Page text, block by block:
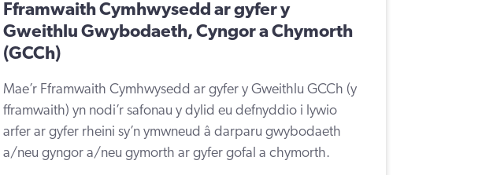
Fframwaith Cymhwysedd ar gyfer y
Gweithlu Gwybodaeth, Cyngor a Chymorth
(GCCh)
Mae’r Fframwaith Cymhwysedd ar gyfer y Gweithlu GCCh (y
fframwaith) yn nodi’r safonau y dylid eu defnyddio i lywio
arfer ar gyfer rheini sy’n ymwneud â darparu gwybodaeth
a/neu gyngor a/neu gymorth ar gyfer gofal a chymorth.